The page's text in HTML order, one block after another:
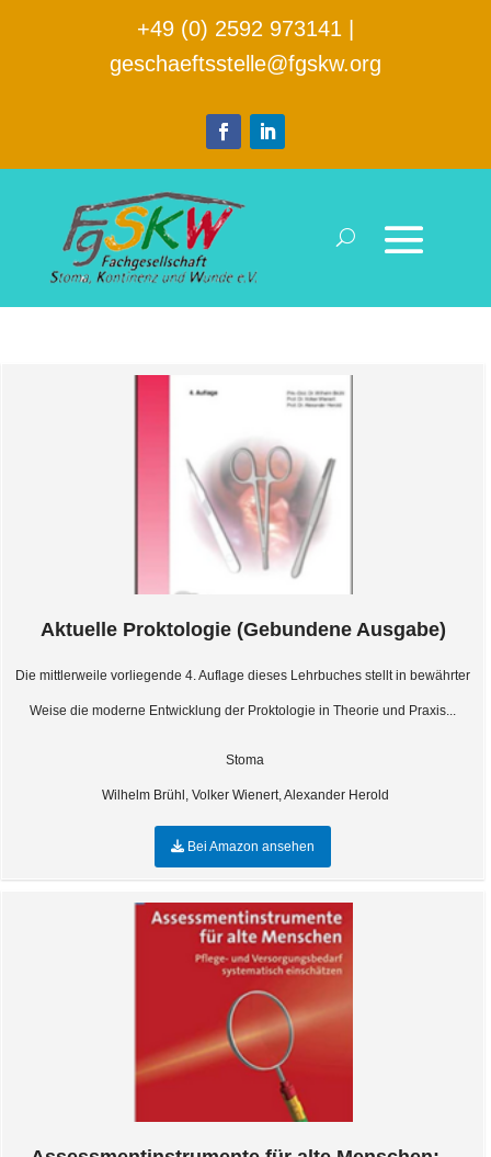
+49 (0) 2592 973141
geschaeftsstelle@fgskw.org
Aktuelle Proktologie (Gebundene Ausgabe)
Die mittlerweile vorliegende 4. Auflage dieses Lehrbuches stellt in bewährter
Weise die moderne Entwicklung der Proktologie in Theorie und Praxis...
Stoma
Wilhelm Brühl, Volker Wienert, Alexander Herold
Bei Amazon ansehen